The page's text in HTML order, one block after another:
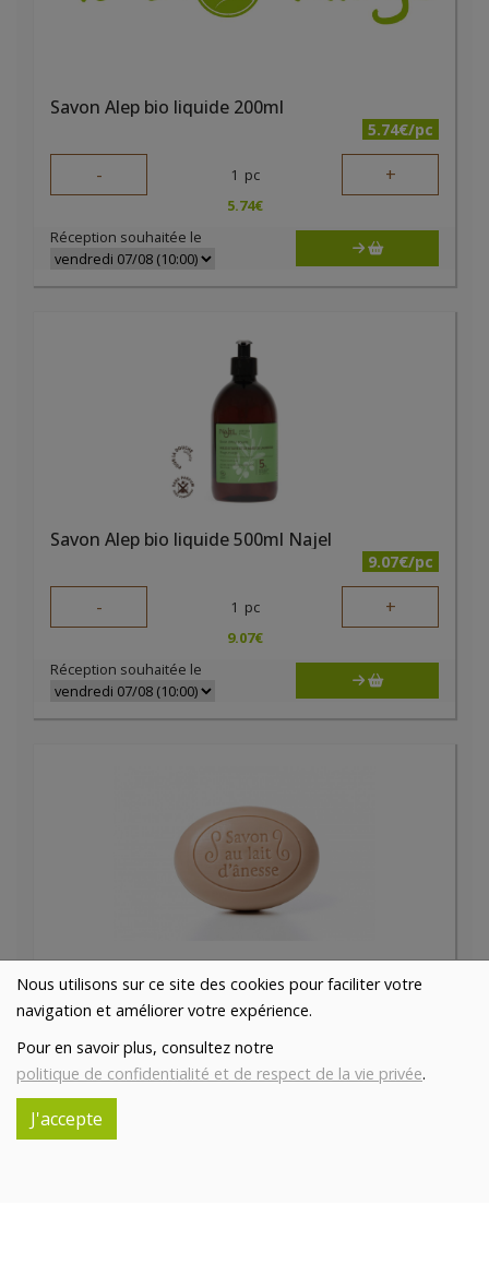
Nous utilisons sur ce site des cookies pour faciliter votre
navigation et améliorer votre expérience.
Pour en savoir plus, consultez notre
politique de confidentialité et de respect de la vie privée.
J'accepte
Savon Alep bio liquide 200ml
5.74€/pc
- 1 pc +
5.74€
Réception souhaitée le
Savon Alep bio liquide 500ml Najel
9.07€/pc
- 1 pc +
9.07€
Réception souhaitée le
ASINERIE DU PAYS DES COLLINES SRL 10.9€/pc
- pc
10.9 €
Réception souhaitée le